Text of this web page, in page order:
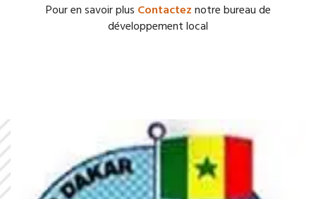
Pour en savoir plus Contacteznotre bureau de
développement local